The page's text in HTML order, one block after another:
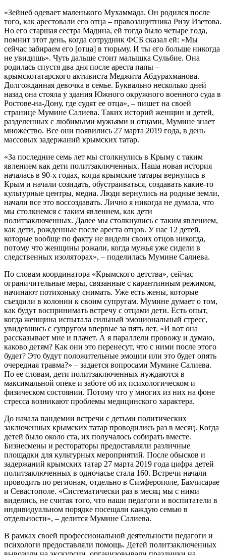
«Зейнеб одевает маленького Мухаммада. Он родился после
того, как арестовали его отца – правозащитника Ризу Изетова.
Но его старшая сестра Мадина, ей тогда было четыре года,
помнит этот день, когда сотрудник ФСБ сказал ей: «Мы
сейчас забираем его [отца] в тюрьму. И ты его больше никогда
не увидишь». Чуть дальше стоит малышка Сульбие. Она
родилась спустя два дня после ареста папы –
крымскотатарского активиста Меджита Абдурахманова.
Долгожданная девочка в семье. Буквально несколько дней
назад она стояла у здания Южного окружного военного суда в
Ростове-на-Дону, где судят ее отца», – пишет на своей
странице Мумине Салиева. Таких историй женщин и детей,
разделенных с любимыми мужьями и отцами, Мумине знает
множество. Все они появились 27 марта 2019 года, в день
массовых задержаний крымских татар.
«За последние семь лет мы столкнулись в Крыму с таким
явлением как дети политзаключенных. Наша новая история
началась в 90-х годах, когда крымские татары вернулись в
Крым и начали созидать, обустраиваться, создавать какие-то
культурные центры, медиа. Люди вернулись на родные земли,
начали все это воссоздавать. Лично я никогда не думала, что
мы столкнемся с таким явлением, как дети
политзаключенных. Далее мы столкнулись с таким явлением,
как дети, рожденные после ареста отцов. У нас 12 детей,
которые вообще по факту не видели своих отцов никогда,
потому что женщины рожали, когда мужья уже сидели в
следственных изоляторах», – поделилась Мумине Салиева.
По словам координатора «Крымского детства», сейчас
ограничительные меры, связанные с карантинным режимом,
начинают потихоньку снимать. Уже есть жены, которые
съездили в колонии к своим супругам. Мумине думает о том,
как будут воспринимать встречу с отцами дети. Есть опыт,
когда женщина испытала сильный эмоциональный стресс,
увидевшись с супругом впервые за пять лет. «И вот она
рассказывает мне и плачет. А я параллели провожу и думаю,
каково детям? Как они это перенесут, что с ними после этого
будет? Это будут положительные эмоции или это будет опять
очередная травма?» – задается вопросами Мумине Салиева.
По ее словам, дети политзаключенных нуждаются в
максимальной опеке и заботе об их психологическом и
физическом состоянии. Потому что у многих из них на фоне
стресса возникают проблемы медицинского характера.
До начала пандемии встречи с детьми политических
заключенных крымских татар проводились раз в месяц. Когда
детей было около ста, их получалось собирать вместе.
Бизнесмены и рестораторы предоставляли различные
площадки для культурных мероприятий. После обысков и
задержаний крымских татар 27 марта 2019 года цифра детей
политзаключенных в одночасье стала 160. Встречи начали
проводить по регионам, отдельно в Симферополе, Бахчисарае
и Севастополе. «Систематически раз в месяц мы с ними
виделись, не считая того, что наши педагоги и воспитатели в
индивидуальном порядке посещали каждую семью в
отдельности», – делится Мумине Салиева.
В рамках своей профессиональной деятельности педагоги и
психологи предоставляли помощь. Детей политзаключенных